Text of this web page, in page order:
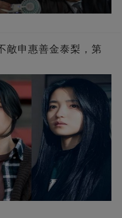
敵申惠善金泰梨，第